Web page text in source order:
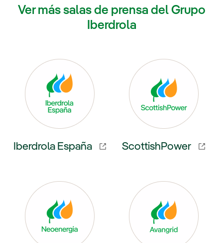
Ver más salas de prensa del Grupo
Iberdrola
Iberdrola España
se abre en ventana nueva.
ScottishPower
Enlace externo, se abre en